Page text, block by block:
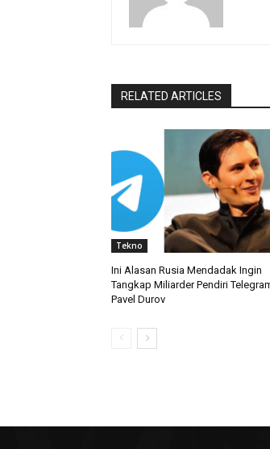
RELATED ARTICLES
Tekno
Ini Alasan Rusia Mendadak Ingin
Tangkap Miliarder Pendiri
Pavel Durov